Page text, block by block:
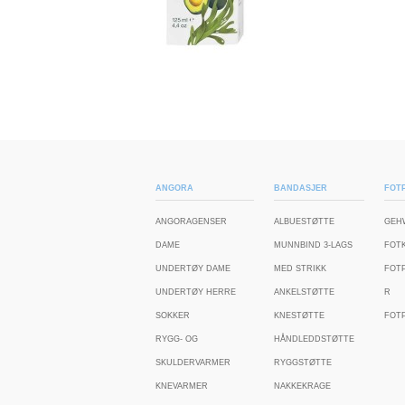
ANGORA
ANGORAGENSER
DAME
UNDERTØY DAME
UNDERTØY HERRE
SOKKER
RYGG- OG
SKULDERVARMER
KNEVARMER
BANDASJER
ALBUESTØTTE
MUNNBIND 3-LAGS
MED STRIKK
ANKELSTØTTE
KNESTØTTE
HÅNDLEDDSTØTTE
RYGGSTØTTE
NAKKEKRAGE
R